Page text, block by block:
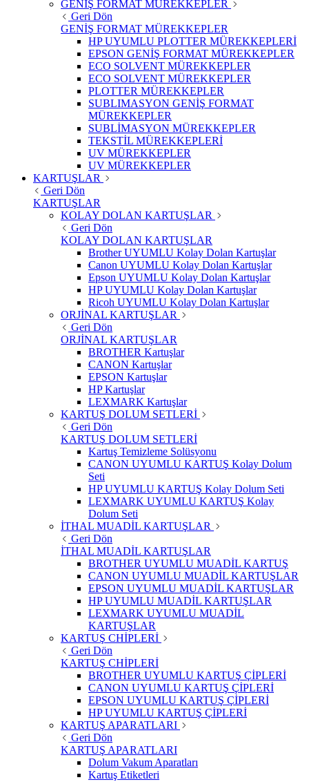
GENİŞ FORMAT MÜREKKEPLER
Geri Dön
GENİŞ FORMAT MÜREKKEPLER
HP UYUMLU PLOTTER MÜREKKEPLERİ
EPSON GENİŞ FORMAT MÜREKKEPLER
ECO SOLVENT MÜREKKEPLER
ECO SOLVENT MÜREKKEPLER
PLOTTER MÜREKKEPLER
SUBLIMASYON GENİŞ FORMAT
MÜREKKEPLER
SUBLİMASYON MÜREKKEPLER
TEKSTİL MÜREKKEPLERİ
UV MÜREKKEPLER
UV MÜREKKEPLER
KARTUŞLAR
Geri Dön
KARTUŞLAR
KOLAY DOLAN KARTUŞLAR
Geri Dön
KOLAY DOLAN KARTUŞLAR
Brother UYUMLU Kolay Dolan Kartuşlar
Canon UYUMLU Kolay Dolan Kartuşlar
Epson UYUMLU Kolay Dolan Kartuşlar
HP UYUMLU Kolay Dolan Kartuşlar
Ricoh UYUMLU Kolay Dolan Kartuşlar
ORJİNAL KARTUŞLAR
Geri Dön
ORJİNAL KARTUŞLAR
BROTHER Kartuşlar
CANON Kartuşlar
EPSON Kartuşlar
HP Kartuşlar
LEXMARK Kartuşlar
KARTUŞ DOLUM SETLERİ
Geri Dön
KARTUŞ DOLUM SETLERİ
Kartuş Temizleme Solüsyonu
CANON UYUMLU KARTUŞ Kolay Dolum
Seti
HP UYUMLU KARTUŞ Kolay Dolum Seti
LEXMARK UYUMLU KARTUŞ Kolay
Dolum Seti
İTHAL MUADİL KARTUŞLAR
Geri Dön
İTHAL MUADİL KARTUŞLAR
BROTHER UYUMLU MUADİL KARTUŞ
CANON UYUMLU MUADİL KARTUŞLAR
EPSON UYUMLU MUADİL KARTUŞLAR
HP UYUMLU MUADİL KARTUŞLAR
LEXMARK UYUMLU MUADİL
KARTUŞLAR
KARTUŞ CHİPLERİ
Geri Dön
KARTUŞ CHİPLERİ
BROTHER UYUMLU KARTUŞ ÇİPLERİ
CANON UYUMLU KARTUŞ ÇİPLERİ
EPSON UYUMLU KARTUŞ ÇİPLERİ
HP UYUMLU KARTUŞ ÇİPLERİ
KARTUŞ APARATLARI
Geri Dön
KARTUŞ APARATLARI
Dolum Vakum Aparatları
Kartuş Etiketleri